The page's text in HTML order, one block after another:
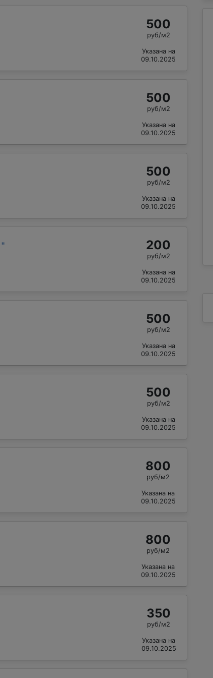
500
руб/м2
Указана на
09.10.2025
500
руб/м2
Указана на
09.10.2025
500
руб/м2
Указана на
09.10.2025
" 200
руб/м2
Указана на
09.10.2025
500
руб/м2
Указана на
09.10.2025
500
руб/м2
Указана на
09.10.2025
800
руб/м2
Указана на
09.10.2025
800
руб/м2
Указана на
09.10.2025
350
руб/м2
Указана на
09.10.2025